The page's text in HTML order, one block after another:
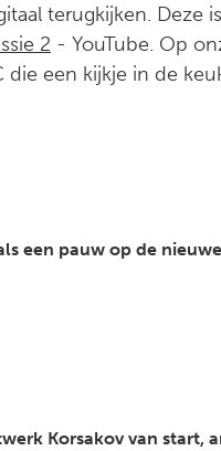
terugkijken. Deze
2 - YouTube. Op
een kijkje in de
een pauw op de
Korsakov van start,